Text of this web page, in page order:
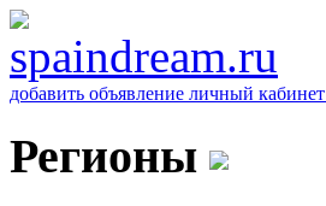
добавить объявление личный кабинет
Регионы